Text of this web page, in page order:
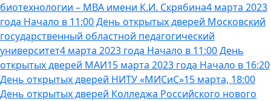
биотехнологии – МВА имени К.И. Скрябина4 марта 2023
года Начало в 11:00 День открытых дверей Московский
государственный областной педагогический
университет4 марта 2023 года Начало в 11:00 День
открытых дверей МАИ15 марта 2023 года Начало в 16:20
День открытых дверей НИТУ «МИСиС»15 марта, 18:00
День открытых дверей Колледжа Российского нового